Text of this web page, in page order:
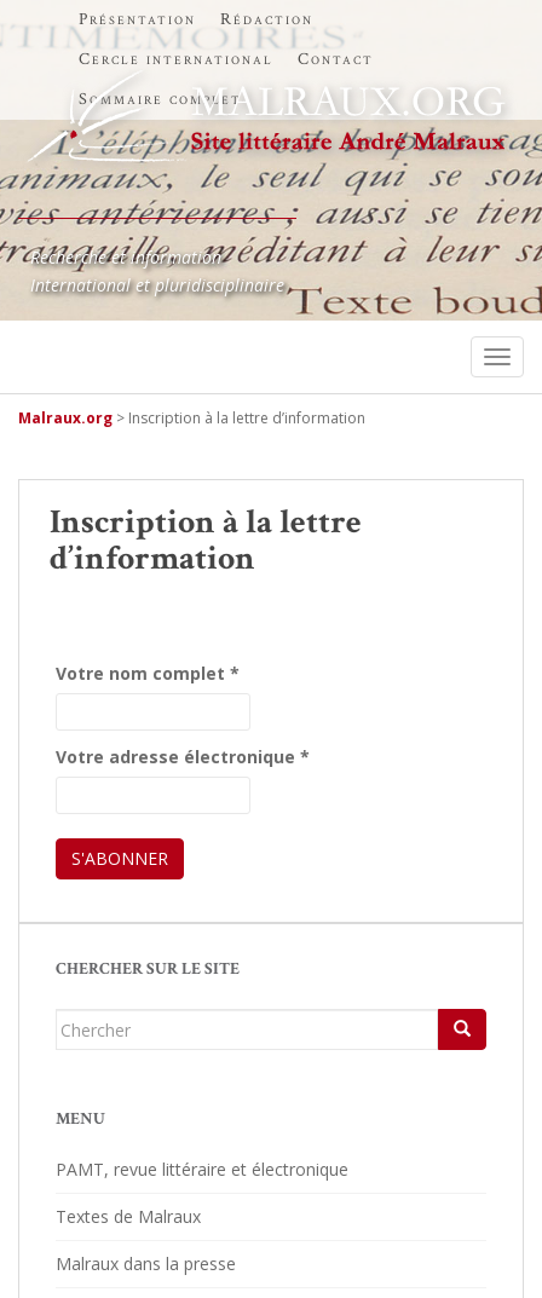
Présentation
Rédaction
Cercle international
Contact
Sommaire complet
Recherche et information
International et pluridisciplinaire
Malraux.org > Inscription à la lettre d’information
Inscription à la lettre
d’information
Votre nom complet *
Votre adresse électronique *
CHERCHER SUR LE SITE
Chercher...
MENU
PAMT, revue littéraire et électronique
Textes de Malraux
Malraux dans la presse